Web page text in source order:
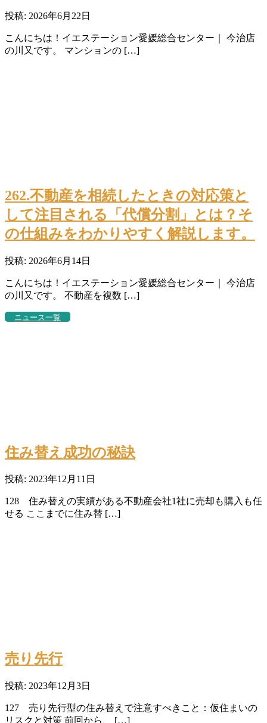
投稿: 2026年6月22日
こんにちは！イエステーション愛媛総合センター｜ 今治店
の川又です。 マンションの […]
262.不動産を相続したときの対応策と
して注目される「代償分割」とは？そ
の仕組みをわかりやすく解説します。
投稿: 2026年6月14日
こんにちは！イエステーション愛媛総合センター｜ 今治店
の川又です。 不動産を複数 […]
ニュース一覧
住み替え成功の秘訣
投稿: 2023年12月11日
128 住み替えの実績がある不動産会社1社に売却も購入も任
せる ここまでに住み替 […]
売り先行
投稿: 2023年12月3日
127 売り先行型の住み替えで注意すべきこと：仮住まいの
リスクと対策 前回から、 […]